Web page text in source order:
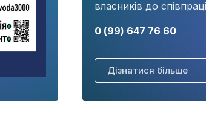
власників до
0 (99) 647 76 60
Дізнатися більше